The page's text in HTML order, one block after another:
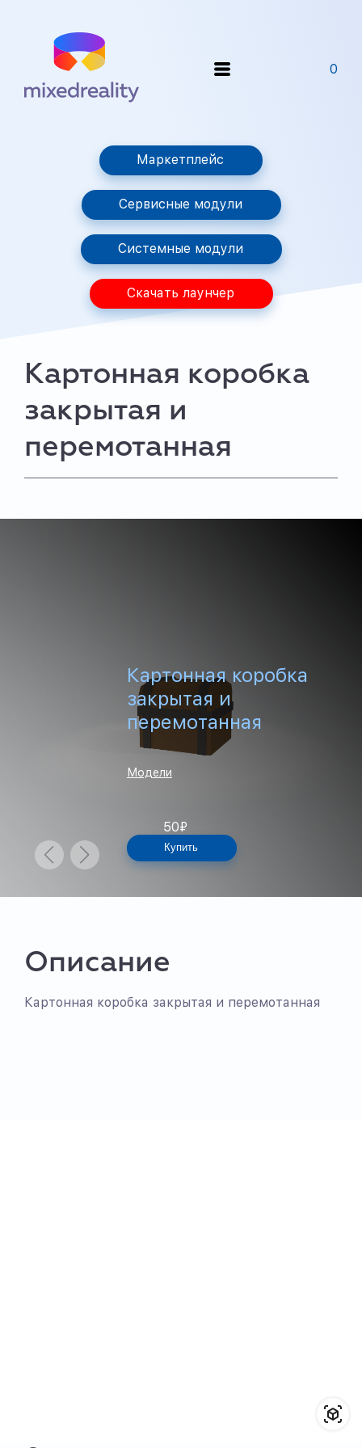
0
Маркетплейс
Сервисные модули
Системные модули
Скачать лаунчер
Картонная коробка
закрытая и
перемотанная
Картонная коробка
закрытая и
перемотанная
Модели
50₽
Купить
Описание
Картонная коробка закрытая и перемотанная